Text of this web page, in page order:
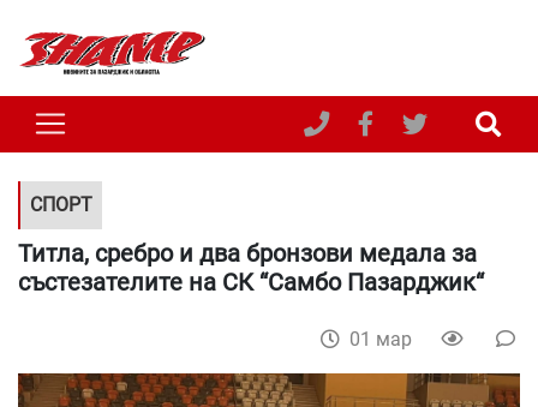
СПОРТ
Титла, сребро и два бронзови медала за
състезателите на СК “Самбо Пазарджик“
01 мар